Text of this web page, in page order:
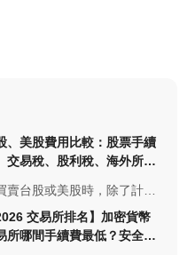
、美股費用比較：股票手續
交易稅、股利稅、海外所得
賣台股或美股時，除了計算
價差之外，千萬別忽略交易
，包含股票手續費、證券交
、股利稅、海外所得稅、電
交易所排名】加密貨幣
所哪間手續費最低？安全性